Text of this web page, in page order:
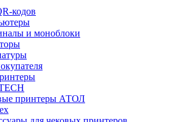
кодов
и моноблоки
принтеры АТОЛ